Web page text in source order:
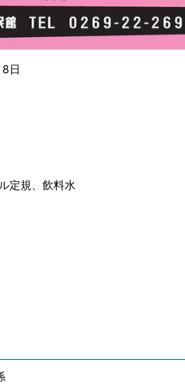
日
定規、飲料水